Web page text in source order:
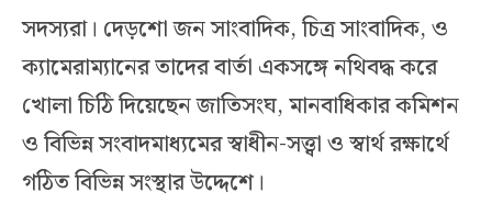
সদস্যরা। দেড়শো জন সাংবাদিক, চিত্র সাংবাদিক, ও
ক্যামেরাম্যানের তাদের বার্তা একসঙ্গে নথিবদ্ধ করে
খোলা চিঠি দিয়েছেন জাতিসংঘ, মানবাধিকার কমিশন
ও বিভিন্ন সংবাদমাধ্যমের স্বাধীন-সত্ত্বা ও স্বার্থ রক্ষার্থে
গঠিত বিভিন্ন সংস্থার উদ্দেশে।